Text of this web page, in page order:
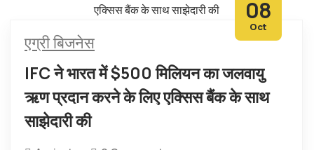
08
Oct
एग्री बिजनेस
IFC ने भारत में $500 मिलियन का जलवायु
ऋण प्रदान करने के लिए एक्सिस बैंक के साथ
साझेदारी की